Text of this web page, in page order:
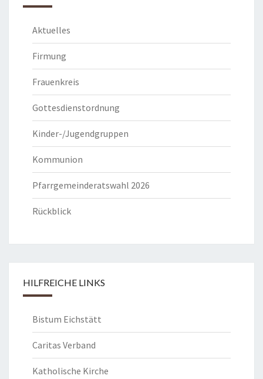
Aktuelles
Firmung
Frauenkreis
Gottesdienstordnung
Kinder-/Jugendgruppen
Kommunion
Pfarrgemeinderatswahl 2026
Rückblick
HILFREICHE LINKS
Bistum Eichstätt
Caritas Verband
Katholische Kirche